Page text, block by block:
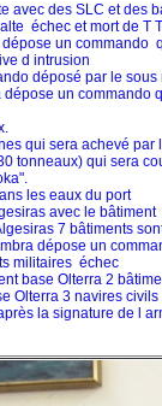
avec des SLC et des
échec et mort de T
un
d intrusion
déposé par le
un
qui sera achevé par
tonneaux) qui sera
les eaux du port
avec le
7 bâtiments
dépose un
militaires échec
base Olterra 2
Olterra 3 navires civils
la signature de l